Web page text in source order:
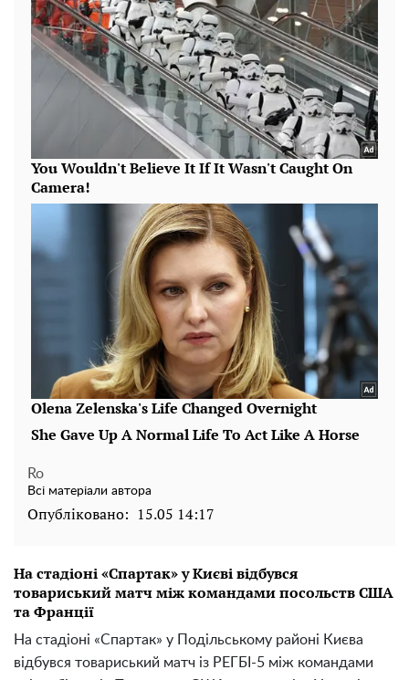
Ro
Всі матеріали автора
Опубліковано: 15.05 14:17
На стадіоні «Спартак» у Києві відбувся
товариський матч між командами посольств США
та Франції
На стадіоні «Спартак» у Подільському районі Києва
відбувся товариський матч із РЕГБІ-5 між командами